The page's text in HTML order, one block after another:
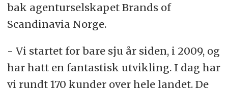
bak agenturselskapet Brands of
Scandinavia Norge.
- Vi startet for bare sju år siden, i 2009, og
har hatt en fantastisk utvikling. I dag har
vi rundt 170 kunder over hele landet. De